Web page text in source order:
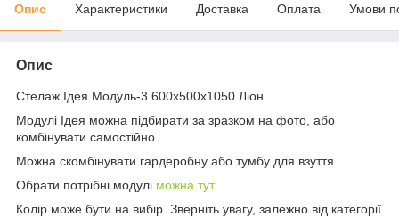
Опис Характеристики Доставка Оплата Умови
Опис
Стелаж Ідея Модуль-3 600х500х1050 Ліон
Модулі Ідея можна підбирати за зразком на фото, або
комбінувати самостійно.
Можна скомбінувати гардеробну або тумбу для взуття.
Обрати потрібні модулі можна тут
Колір може бути на вибір. Зверніть увагу, залежно від категорії